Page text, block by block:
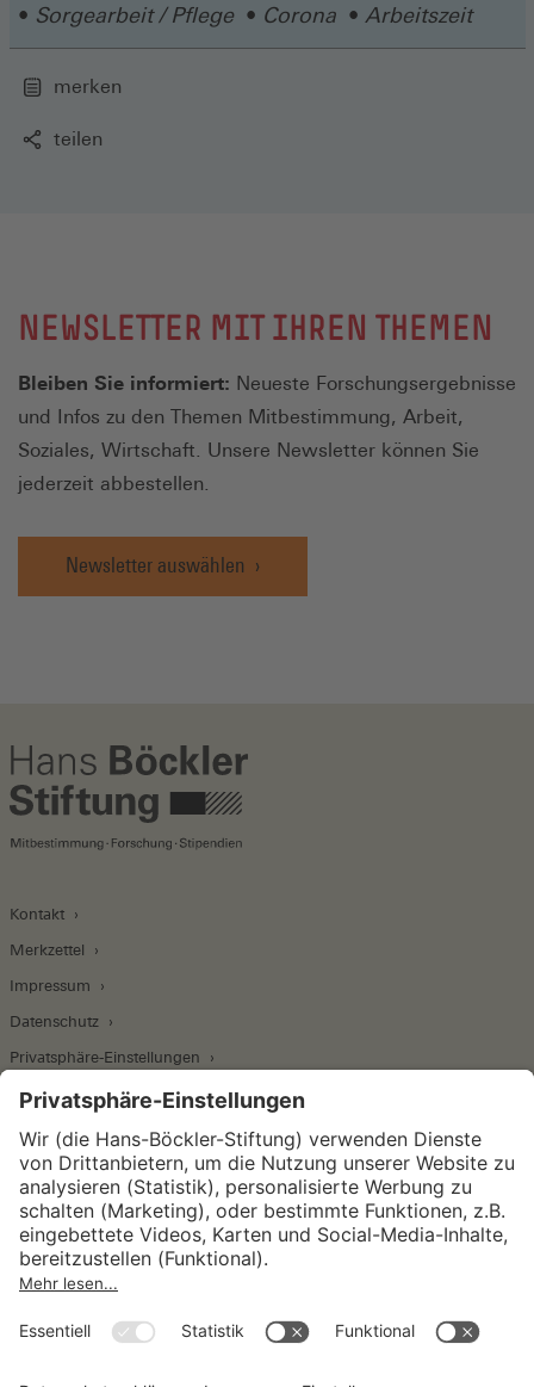
Sorgearbeit / Pflege Corona Arbeitszeit
merken
teilen
NEWSLETTER MIT IHREN THEMEN
Bleiben Sie informiert: Neueste Forschungsergebnisse
und Infos zu den Themen Mitbestimmung, Arbeit,
Soziales, Wirtschaft. Unsere Newsletter können Sie
jederzeit abbestellen.
Newsletter auswählen
Kontakt
Merkzettel
Impressum
Datenschutz
Privatsphäre-Einstellungen
Wirtschafts- und Sozialwissenschaftliches Institut
Institut für Makroökonomie und
Konjunkturforschung